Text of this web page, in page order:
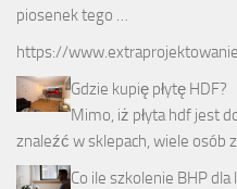
piosenek tego …
https://
Gdzie kupię płytę HDF?
Mimo, iż płyta hdf jest
znaleźć w sklepach, wiele osób
Co ile szkolenie BHP